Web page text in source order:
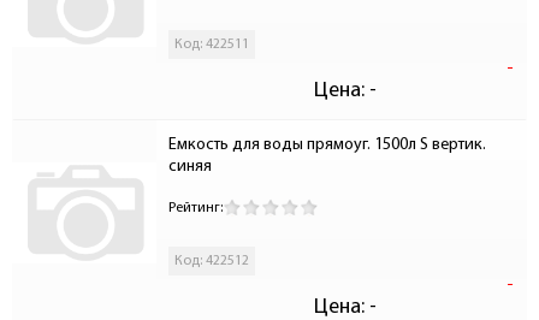
Код: 422511
Цена:
-
-
Емкость для воды прямоуг. 1500л S вертик.
синяя
Рейтинг:
Код: 422512
Цена:
-
-